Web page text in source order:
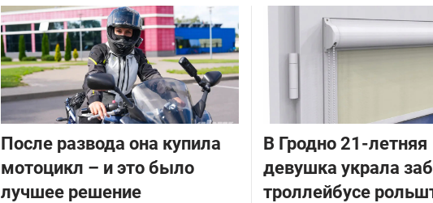
После развода она купила
мотоцикл – и это было
лучшее решение
В Гродно 21-летняя
девушка украла
троллейбусе